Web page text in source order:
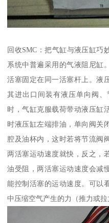
回收SMC：把气缸与液压缸巧
系统中普遍采用的气液阻尼缸
活塞固定在同一活塞杆上。液
其进出口间装有液压单向阀
时，气缸克服载荷带动液压缸
时液压缸左端排油，单向阀关
腔及油杯内，这时若将节流阀
两活塞运动速度就快，反之，
油受阻，两活塞运动速度会减
能控制活塞的运动速度。可以
中压缩空气产生的力（推力或